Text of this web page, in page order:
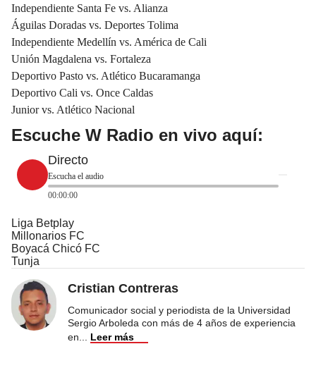
Independiente Santa Fe vs. Alianza
Águilas Doradas vs. Deportes Tolima
Independiente Medellín vs. América de Cali
Unión Magdalena vs. Fortaleza
Deportivo Pasto vs. Atlético Bucaramanga
Deportivo Cali vs. Once Caldas
Junior vs. Atlético Nacional
Escuche W Radio en vivo aquí:
Directo
Escucha el audio
00:00:00
Liga Betplay
Millonarios FC
Boyacá Chicó FC
Tunja
Cristian Contreras
Comunicador social y periodista de la Universidad
Sergio Arboleda con más de 4 años de experiencia
en
Leer más